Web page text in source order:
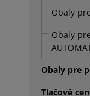
Obaly
Obaly
Obaly pre
Tlačové